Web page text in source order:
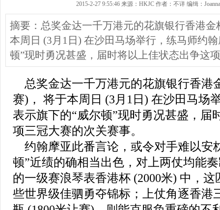
2015-2-27 9:55:46 来源：HKJC 作者：不详 编缉：
摘要：总奖金达一千万港元的花旗银行香港金
本周日 (3月1日) 在沙田马场举行，练马师约
顿”现时勇况甚盛，届时将以上佳状态出争这
总奖金达一千万港元的花旗银行香港
赛)， 将于本周日 (3月1日) 在沙田马场
表示旗下的“威尔顿”现时勇况甚盛，届
项三冠大赛的次关赛事。
约翰摩亚此番言论，或令对手难以安
顿”近绩的确相当出色，对上两仗均能
的一级赛浪琴表香港杯 (2000米) 中，
些世界级佳驷勇夺锦标；上仗角逐香港